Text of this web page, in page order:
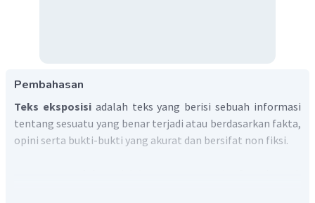
Pembahasan
Teks eksposisiadalah teks yang berisi sebuah informasi
tentang sesuatu yang benar terjadi atau berdasarkan fakta,
opini serta bukti-bukti yang akurat dan bersifat non fiksi.